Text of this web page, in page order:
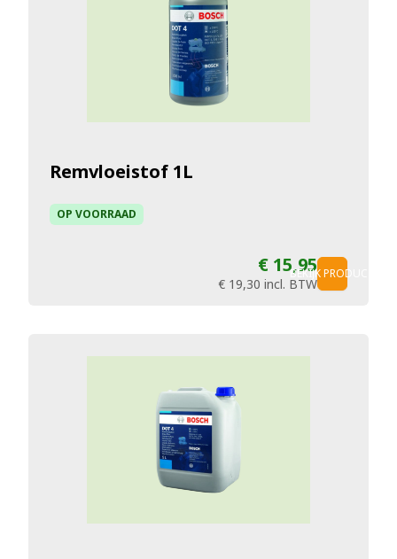
Remvloeistof 1L
OP VOORRAAD
€ 15,95
€ 19,30 incl. BTW
BEKIJK PRODUCT